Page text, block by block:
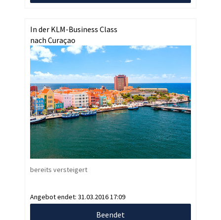
In der KLM-Business Class
nach Curaçao
bereits versteigert
Angebot endet: 31.03.2016 17:09
Beendet